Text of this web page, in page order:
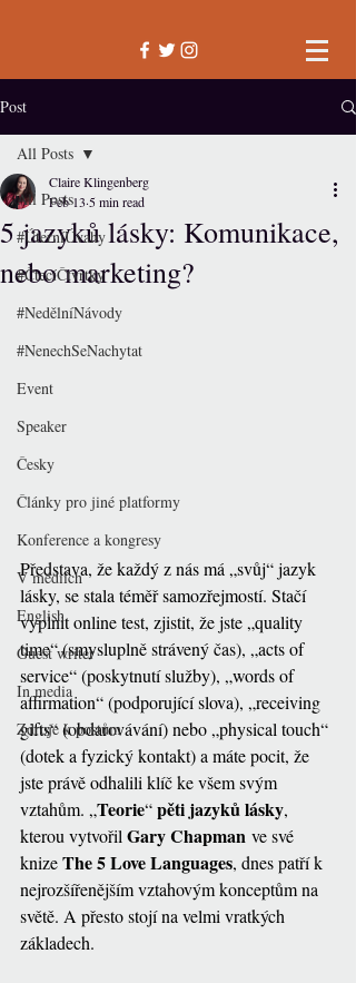
Post
All Posts
#ÚterníÚvahy
#ČtecíČtvrtky
#NedělníNávody
#NenechSeNachytat
Event
Speaker
Česky
Články pro jiné platformy
Konference a kongresy
V médiích
English
Guest writer
In media
Zdroje k postům
All Posts
5 jazyků lásky: Komunikace,
nebo marketing?
Claire Klingenberg
Feb 13 5 min read
Představa, že každý z nás má „svůj“ jazyk
lásky, se stala téměř samozřejmostí. Stačí
vyplnit online test, zjistit, že jste „quality
time“ (smysluplně strávený čas), „acts of
service“ (poskytnutí služby), „words of
affirmation“ (podporující slova), „receiving
gifts“ (obdarovávání) nebo „physical touch“
(dotek a fyzický kontakt) a máte pocit, že
jste právě odhalili klíč ke všem svým
vztahům. „Teorie“ pěti jazyků lásky,
kterou vytvořil Gary Chapman ve své
knize The 5 Love Languages, dnes patří k
nejrozšířenějším vztahovým konceptům na
světě. A přesto stojí na velmi vratkých
základech.